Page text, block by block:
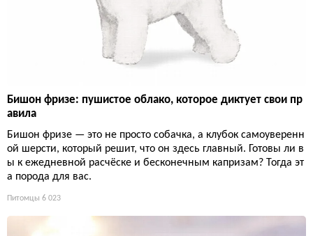
Бишон фризе: пушистое облако, которое диктует свои пр
авила
Бишон фризе — это не просто собачка, а клубок самоуверенн
ой шерсти, который решит, что он здесь главный. Готовы ли в
ы к ежедневной расчёске и бесконечным капризам? Тогда эт
а порода для вас.
Питомцы 6 023